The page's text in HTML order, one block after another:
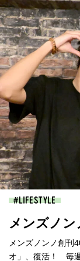
LIFESTYLE
メンズノン
メンズノンノ創刊
オ」、復活！ 毎